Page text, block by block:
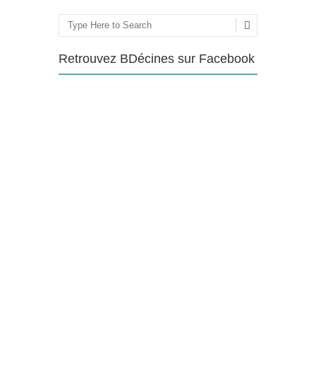
Rechercher
Retrouvez BDécines sur Facebook